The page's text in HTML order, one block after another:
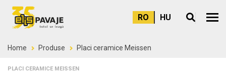
RO HU Meniu
Home Produse Placi ceramice Meissen
PLACI CERAMICE MEISSEN